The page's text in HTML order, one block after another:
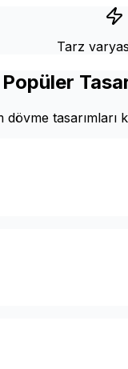
Tarz
Popüler
dövme tasarımları